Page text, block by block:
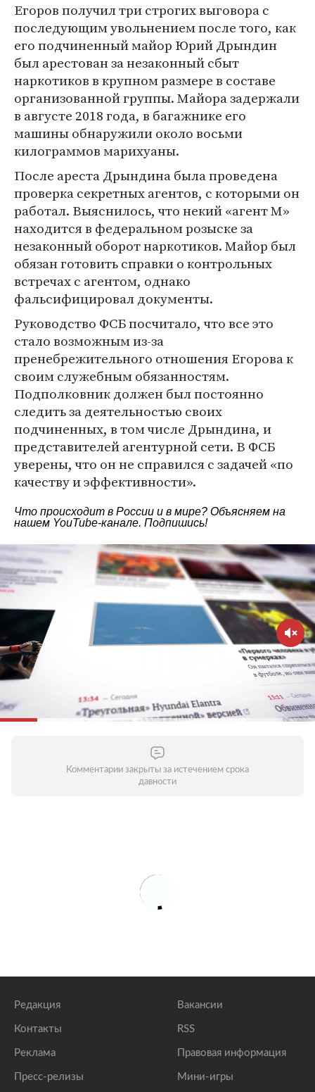
Егоров получил три строгих выговора с
последующим увольнением после того, как
его подчиненный майор Юрий Дрындин
был арестован за незаконный сбыт
наркотиков в крупном размере в составе
организованной группы. Майора задержали
в августе 2018 года, в багажнике его
машины обнаружили около восьми
килограммов марихуаны.
После ареста Дрындина была проведена
проверка секретных агентов, с которыми он
работал. Выяснилось, что некий «агент М»
находится в федеральном розыске за
незаконный оборот наркотиков. Майор был
обязан готовить справки о контрольных
встречах с агентом, однако
фальсифицировал документы.
Руководство ФСБ посчитало, что все это
стало возможным из-за
пренебрежительного отношения Егорова к
своим служебным обязанностям.
Подполковник должен был постоянно
следить за деятельностью своих
подчиненных, в том числе Дрындина, и
представителей агентурной сети. В ФСБ
уверены, что он не справился с задачей «по
качеству и эффективности».
Что происходит в России и в мире? Объясняем на
нашем YouTube-канале. Подпишись!
Комментарии закрыты за истечением срока
давности
Редакция
Контакты
Реклама
Пресс-релизы
Вакансии
RSS
Правовая информация
Мини-игры